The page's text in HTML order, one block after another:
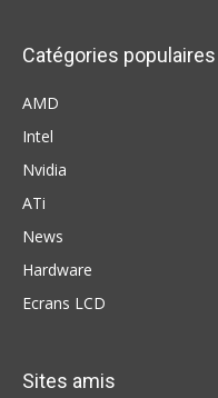
Catégories populaires
AMD
Intel
Nvidia
ATi
News
Hardware
Ecrans LCD
Sites amis